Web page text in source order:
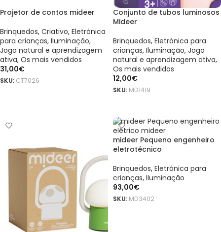
Projetor de contos mideer
Brinquedos, Criativo, Eletrónica
para crianças, Iluminação,
Jogo natural e aprendizagem
ativa, Os mais vendidos
31,00€
SKU: CT7026
Conjunto de tubos luminosos
Mideer
Brinquedos, Eletrónica para
crianças, Iluminação, Jogo
natural e aprendizagem ativa,
Os mais vendidos
12,00€
SKU: MD1419
mideer Pequeno engenheiro
eletrotécnico
Brinquedos, Eletrónica para
crianças, Iluminação
93,00€
SKU: MD3402